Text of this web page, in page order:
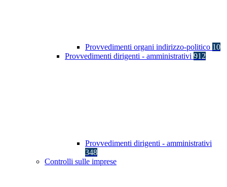
Provvedimenti organi indirizzo-politico 10
Provvedimenti dirigenti - amministrativi 912
Provvedimenti dirigenti - amministrativi
348
Controlli sulle imprese